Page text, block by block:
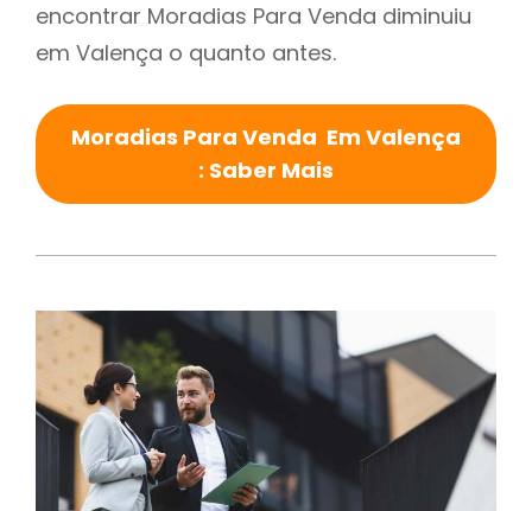
encontrar Moradias Para Venda diminuiu
em Valença o quanto antes.
Moradias Para Venda Em Valença
: Saber Mais